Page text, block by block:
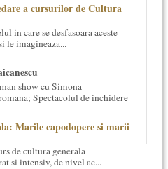
a cursurilor de Cultura
in care se desfasoara aceste
le imagineaza...
show cu Simona
Spectacolul de inchidere
Marile capodopere si marii
de cultura generala
si intensiv, de nivel ac...